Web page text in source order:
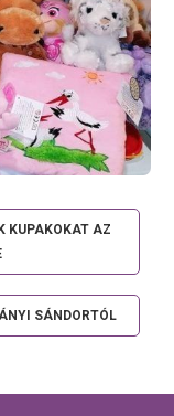
KUPAKOKAT AZ
SÁNDORTÓL